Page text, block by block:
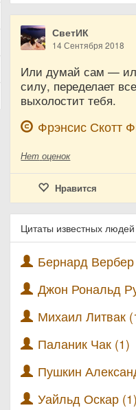
СветИК
14 Сентября 2018
Или думай сам —
силу, переделает
выхолостит тебя.
Фрэнсис Скотт
Нет оценок
Нравится
Цитаты известных
Бернард
Джон Рональд
Михаил Литвак
Паланик Чак (1)
Пушкин
Уайльд Оскар (1)